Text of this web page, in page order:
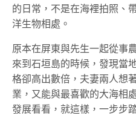
的日常，不是在海裡拍照、
洋生物相處。
原本在屏東與先生一起從事
來到石垣島的時候，發現當
格卻高出數倍，夫妻兩人想
業，又能與最喜歡的大海相
發展看看，就這樣，一步步